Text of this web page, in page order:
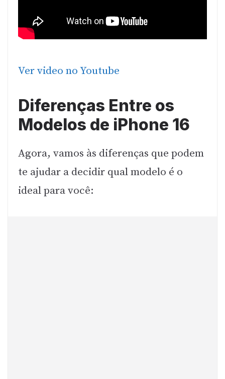
Ver video no Youtube
Diferenças Entre os
Modelos de iPhone 16
Agora, vamos às diferenças que podem
te ajudar a decidir qual modelo é o
ideal para você: